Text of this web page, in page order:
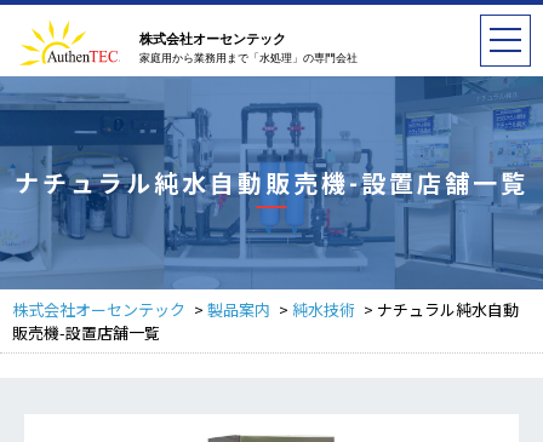
株式会社オーセンテック
家庭用から業務用まで「水処理」の専門会社
ナチュラル純水自動販売機-設置店舗一覧
株式会社オーセンテック > 製品案内 > 純水技術 > ナチュラル純水自動
販売機-設置店舗一覧